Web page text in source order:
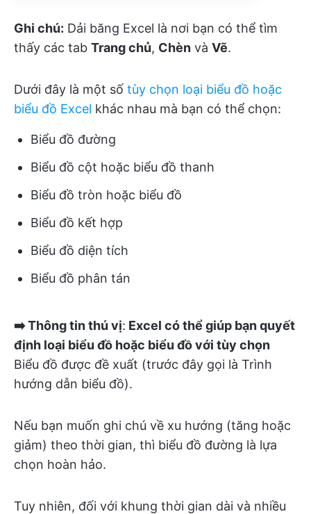
Ghi chú: Dải băng Excel là nơi bạn có thể tìm
thấy các tab Trang chủ, Chèn và Vẽ.
Dưới đây là một số tùy chọn loại biểu đồ hoặc
biểu đồ Excel khác nhau mà bạn có thể chọn:
Biểu đồ đường
Biểu đồ cột hoặc biểu đồ thanh
Biểu đồ tròn hoặc biểu đồ
Biểu đồ kết hợp
Biểu đồ diện tích
Biểu đồ phân tán
➡️Thông tin thú vị: Excel có thể giúp bạn quyết
định loại biểu đồ hoặc biểu đồ với tùy chọn
Biểu đồ được đề xuất (trước đây gọi là Trình
hướng dẫn biểu đồ).
Nếu bạn muốn ghi chú về xu hướng (tăng hoặc
giảm) theo thời gian, thì biểu đồ đường là lựa
chọn hoàn hảo.
Tuy nhiên, đối với khung thời gian dài và nhiều